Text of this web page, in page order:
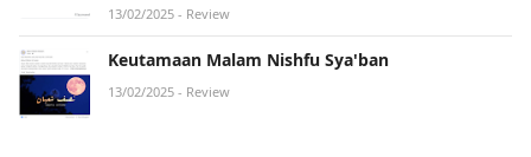
13/02/2025 - Review
Keutamaan Malam Nishfu Sya'ban
13/02/2025 - Review